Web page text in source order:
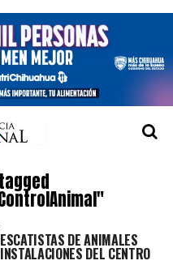
DE ANIMALES
DEL CENTRO